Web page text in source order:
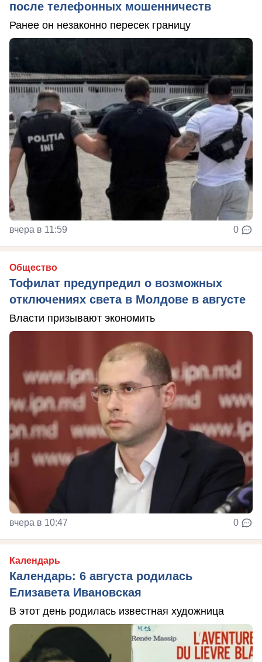
после телефонных мошенничеств
Ранее он незаконно пересек границу
вчера в 11:59 0
Общество
Тофилат предупредил о возможных
отключениях света в Молдове в августе
Власти призывают экономить
вчера в 10:47 0
Календарь
Календарь: 6 августа родилась
Елизавета Ивановская
В этот день родилась известная художница